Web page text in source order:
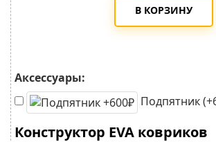
В КОРЗИНУ
Аксессуары:
Подпятник
Конструктор EVA ковриков